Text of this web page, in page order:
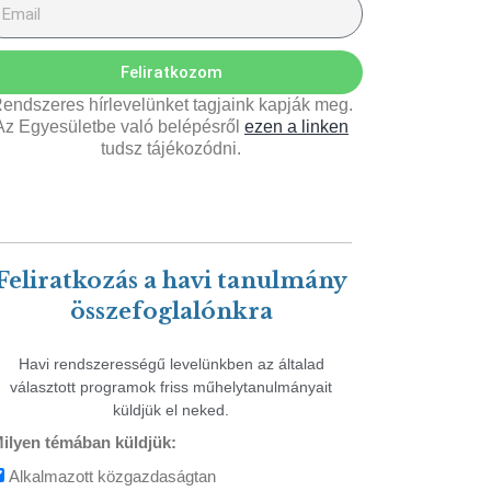
Feliratkozom
hírlevelünket tagjaink kapják meg.
Egyesületbe való belépésről ezen a linken
tudsz tájékozódni.
a havi tanulmány
összefoglalónkra
Havi rendszerességű levelünkben az általad
választott programok friss műhelytanulmányait
küldjük el neked.
témában küldjük:
Alkalmazott közgazdaságtan